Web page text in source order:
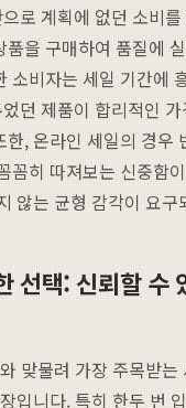
로 계획에 없던 소비
을 구매하여 품질에
소비자는 세일 기간에
던 제품이 합리적인
, 온라인 세일의 경우
꼼히 따져보는 신중함
않는 균형 감각이 요구
선택: 신뢰할 수
맞물려 가장 주목받는
입니다. 특히 한두 번